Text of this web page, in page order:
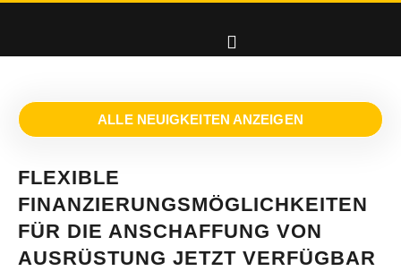
ALLE NEUIGKEITEN ANZEIGEN
FLEXIBLE
FINANZIERUNGSMÖGLICHKEITEN
FÜR DIE ANSCHAFFUNG VON
AUSRÜSTUNG JETZT VERFÜGBAR